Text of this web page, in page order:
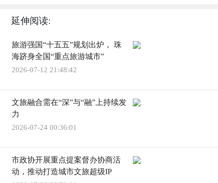
延伸阅读:
旅游强国“十五五”规划出炉， 珠
海跻身全国“重点旅游城市”
2026-07-12 21:48:42
文旅融合需在“深”与“融”上持续发
力
2026-07-24 00:36:01
市政协开展重点提案督办协商活
动，推动打造城市文旅超级IP